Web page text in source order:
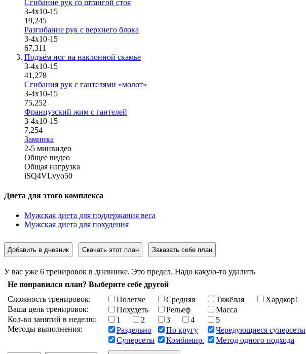
Сгибание рук со штангой стоя
3-4х10-15
19,245
Разгибание рук с верхнего блока
3-4х10-15
67,311
Подъём ног на наклонной скамье
3-4x10-15
41,278
Сгибания рук с гантелями «молот»
3-4x10-15
75,252
Французский жим с гантелей
3-4х10-15
7,254
Заминка
2-5 минвидео
Общее видео
Общая нагрузка
iSQ4VLvyo50
Диета для этого комплекса
Мужская диета для поддержания веса
Мужская диета для похудения
Добавить в дневник Скачать этот план Заказать себе план
У вас уже 6 тренировок в дневнике. Это предел. Надо какую-то удалить
Не понравился план? Выберите себе другой
Сложность тренировок:
Полегче Средняя Тяжёлая
Хардкор!
Ваша цель тренировок:
Похудеть Рельеф
Масса
Кол-во занятий в неделю:
1 2 3 4
5
Методы выполнения:
Раздельно
Суперсеты
По кругу
Комбинир.
Чередующиеся суперсеты
Метод одного подхода